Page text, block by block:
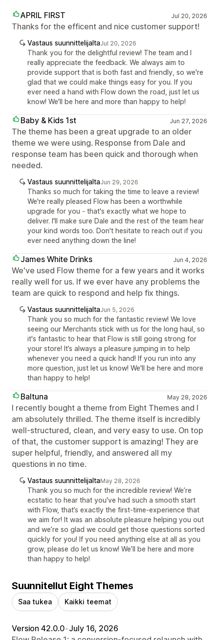
APRIL FIRST Jul 20, 2026
Thanks for the efficent and nice customer support!
Vastaus suunnittelijaltaJul 20, 2026
Thank you for the delightful review! The team and I
really appreciate the feedback. We always aim to
provide support that is both fast and friendly, so we're
glad that we could make things easy for you. If you
ever need a hand with Flow down the road, just let us
know! We'll be here and more than happy to help!
Baby & Kids 1st Jun 27, 2026
The theme has been a great upgrade to an older
theme we were using. Response from Dale and
response team has been quick and thorough when
needed.
Vastaus suunnittelijaltaJun 29, 2026
Thanks so much for taking the time to leave a review!
We're really pleased Flow has been a worthwhile
upgrade for you - that's exactly what we hope to
deliver. I'll make sure Dale and the rest of the team hear
your kind words too. Don't hesitate to reach out if you
ever need anything down the line!
James White Drinks Jun 4, 2026
We've used Flow theme for a few years and it works
really well for us. If we ever have any problems the
team are quick to respond and help fix things.
Vastaus suunnittelijaltaJun 5, 2026
Thank you so much for the fantastic review! We love
seeing our Merchants stick with us for the long haul, so
it's fantastic to hear that Flow is still going strong for
your store! It’s always a pleasure jumping in to help
whenever you need a quick hand! If you run into any
more question, just let us know! We'll be here and more
than happy to help!
Baltuna May 28, 2026
I recently bought a theme from Eight Themes and I
am absolutely thrilled. The theme itself is incredibly
well-structured, clean, and very easy to use. On top
of that, the customer support is amazing! They are
super helpful, friendly, and answered all my
questions in no time.
Vastaus suunnittelijaltaMay 28, 2026
Thank you so much for the incredible review! We’re
ecstatic to hear that you've had such a smooth start
with Flow, that’s exactly the first-time-experience that
we aim for! It was an absolute pleasure helping you out
and we’re so glad we could get those questions sorted
quickly for you! If you need anything else at all as you
grow, please do let us know! We’ll be here and more
than happy to help!
Suunnitellut Eight Themes
Saa tukea Kaikki teemat
Version 42.0.0•July 16, 2026